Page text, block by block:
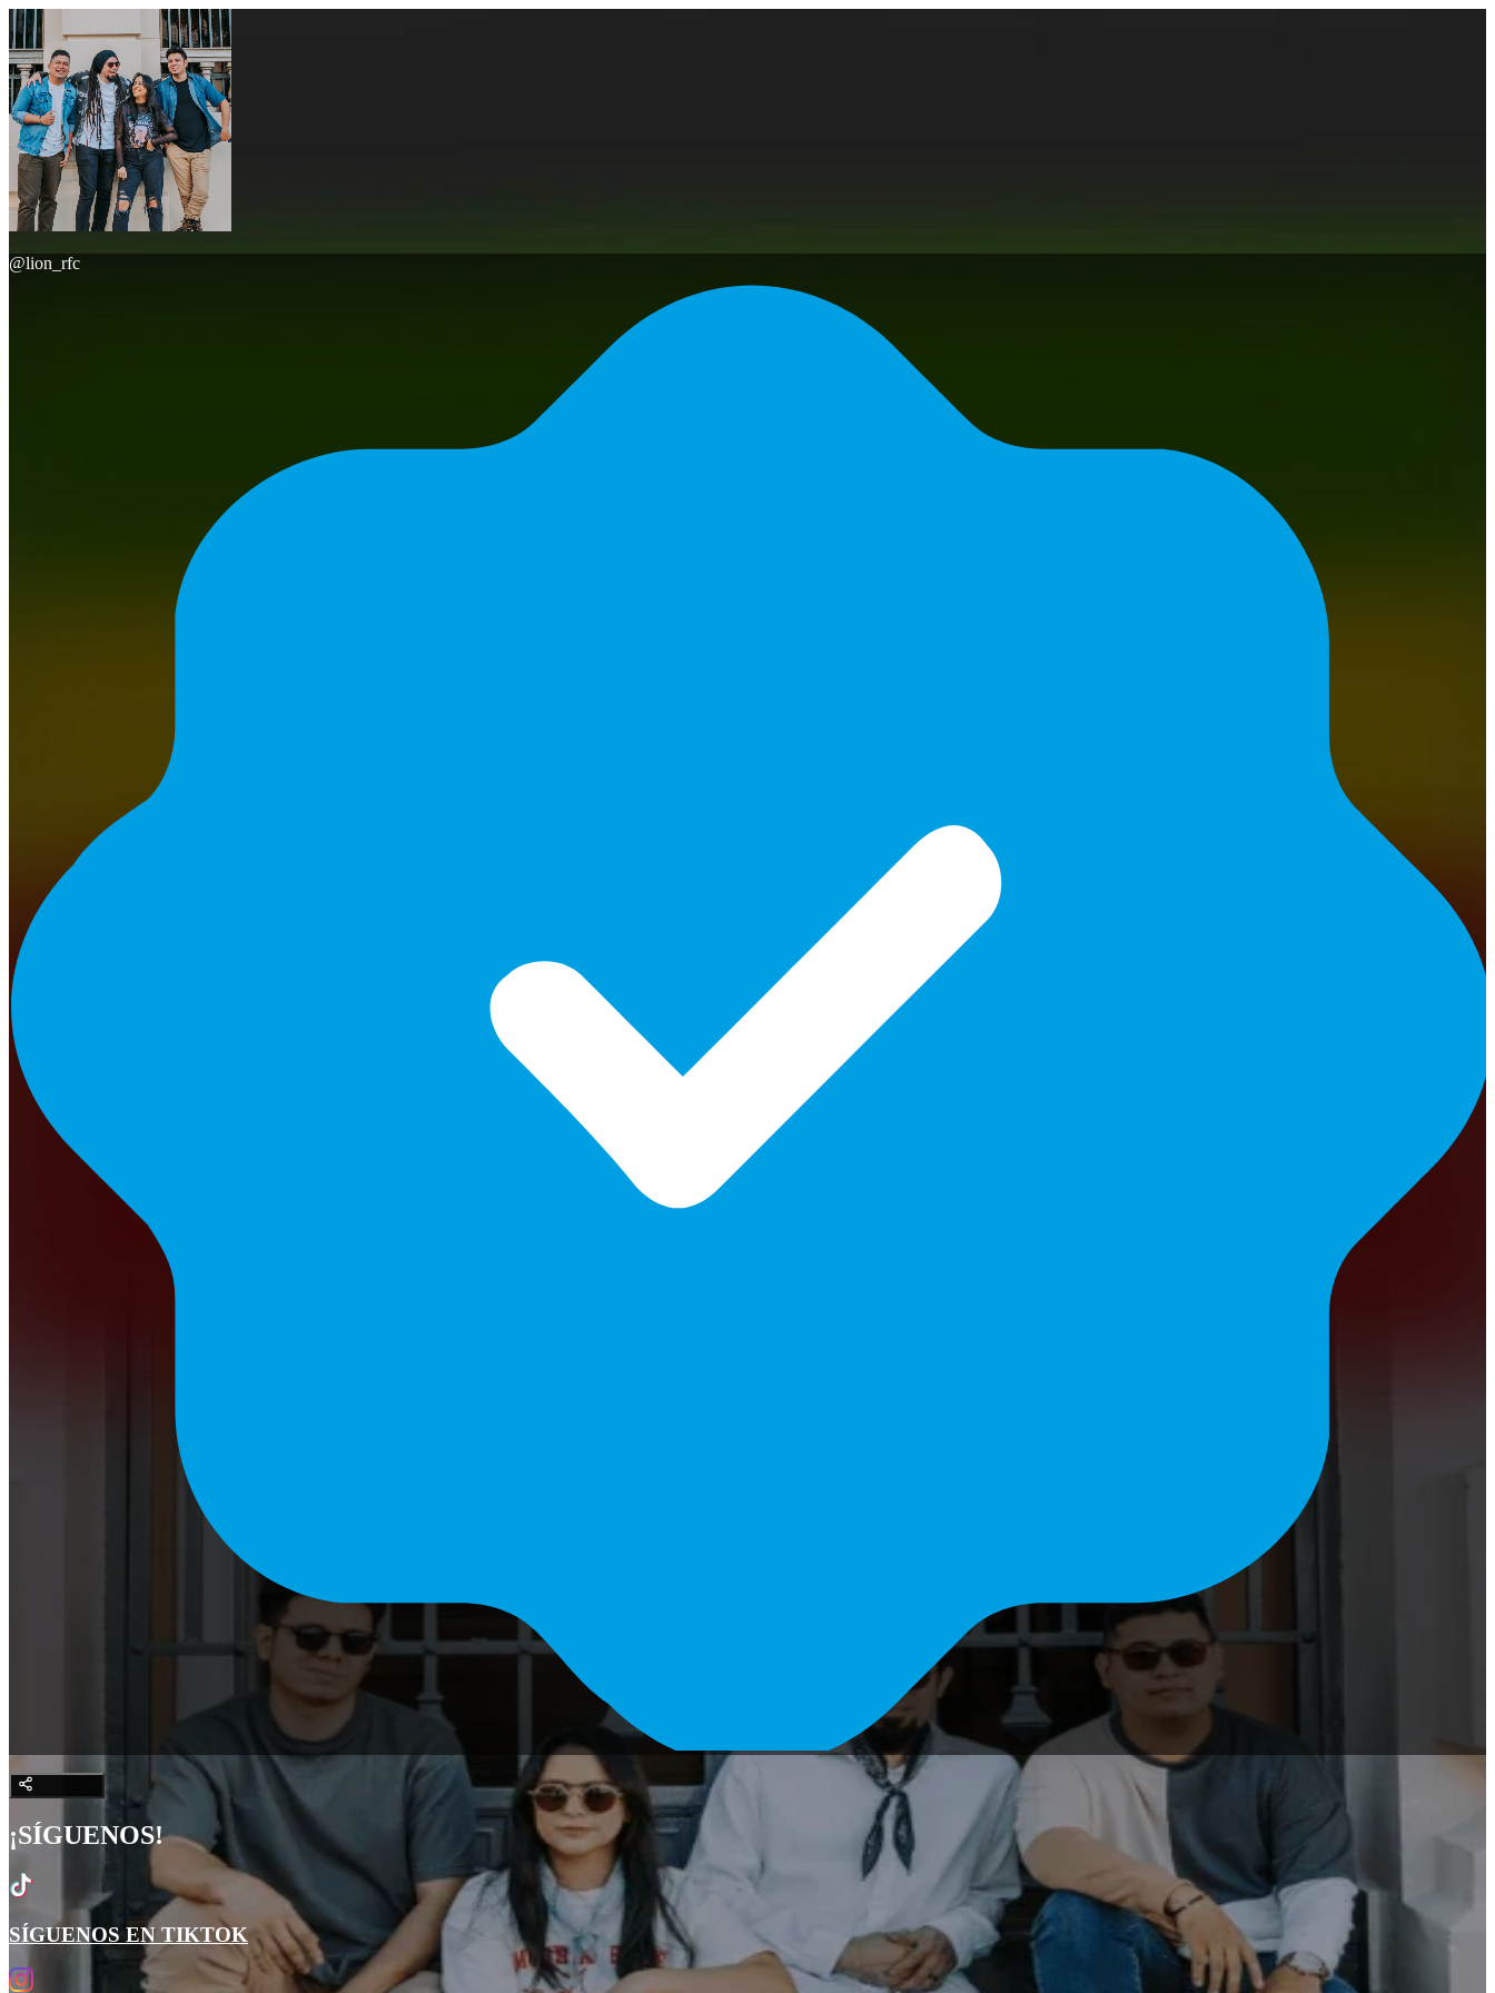
@lion_rfc
¡SÍGUENOS!
SÍGUENOS EN TIKTOK